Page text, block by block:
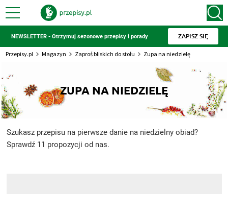
NEWSLETTER - Otrzymuj sezonowe przepisy i porady ZAPISZ SIĘ
Przepisy.pl Magazyn Zaproś bliskich do stołu Zupa na niedzielę
ZUPA NA NIEDZIELĘ
Szukasz przepisu na pierwsze danie na niedzielny obiad?
Sprawdź 11 propozycji od nas.